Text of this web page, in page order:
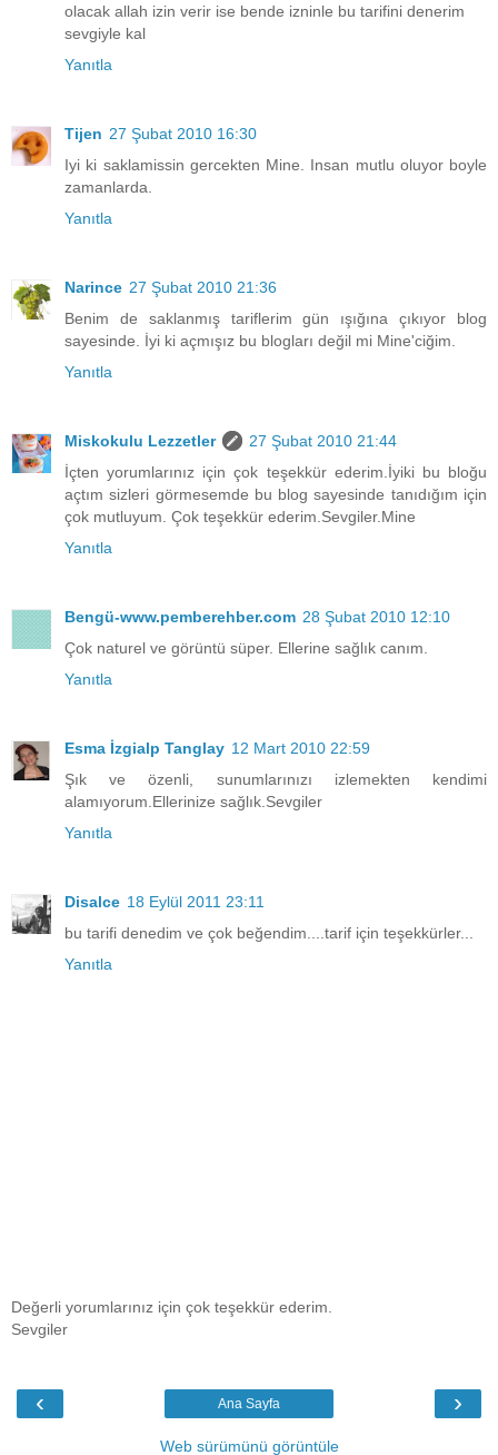
olacak allah izin verir ise bende izninle bu tarifini denerim
sevgiyle kal
Yanıtla
Tijen 27 Şubat 2010 16:30
Iyi ki saklamissin gercekten Mine. Insan mutlu oluyor boyle
zamanlarda.
Yanıtla
Narince 27 Şubat 2010 21:36
Benim de saklanmış tariflerim gün ışığına çıkıyor blog
sayesinde. İyi ki açmışız bu blogları değil mi Mine'ciğim.
Yanıtla
Miskokulu Lezzetler
27 Şubat 2010 21:44
İçten yorumlarınız için çok teşekkür ederim.İyiki bu bloğu
açtım sizleri görmesemde bu blog sayesinde tanıdığım için
çok mutluyum. Çok teşekkür ederim.Sevgiler.Mine
Yanıtla
Bengü-www.pemberehber.com 28 Şubat 2010 12:10
Çok naturel ve görüntü süper. Ellerine sağlık canım.
Yanıtla
Esma İzgialp Tanglay 12 Mart 2010 22:59
Şık ve özenli, sunumlarınızı izlemekten kendimi
alamıyorum.Ellerinize sağlık.Sevgiler
Yanıtla
Disalce 18 Eylül 2011 23:11
bu tarifi denedim ve çok beğendim....tarif için teşekkürler...
Yanıtla
Değerli yorumlarınız için çok teşekkür ederim.
Sevgiler
‹ ›
Ana Sayfa
Web sürümünü görüntüle